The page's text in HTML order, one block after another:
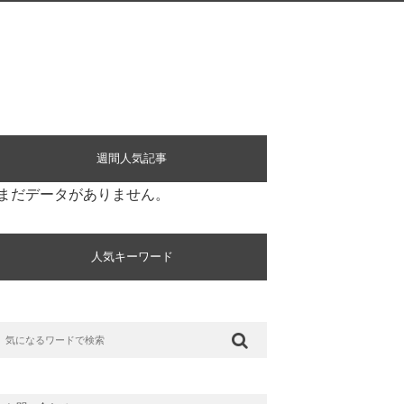
週間人気記事
まだデータがありません。
人気キーワード